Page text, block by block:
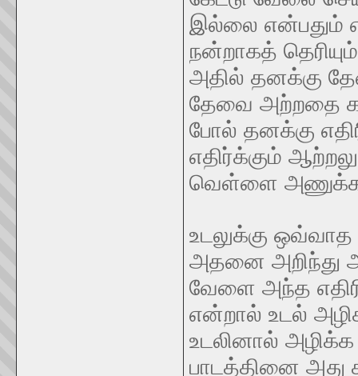
இல்லை என்பதும்
நன்றாகத்
அதில் தனக்கு
தேவை அற்றதை
போல் தனக்கு
எதிர்க்கும்
வெள்ளை
உடலுக்கு
அதனை அறிந்து
வேளை அந்த
என்றால் உடல்
உடலினால் அழிக்க
பாடத்தினை அது